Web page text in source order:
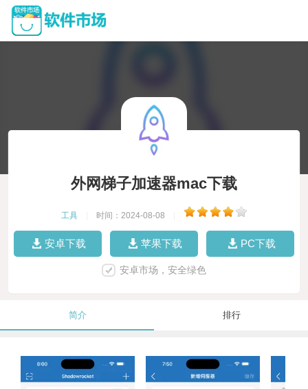
外网梯子加速器mac下载
工具 时间：2024-08-08
安卓下载 苹果下载 PC下载
安卓市场，安全绿色
简介 排行